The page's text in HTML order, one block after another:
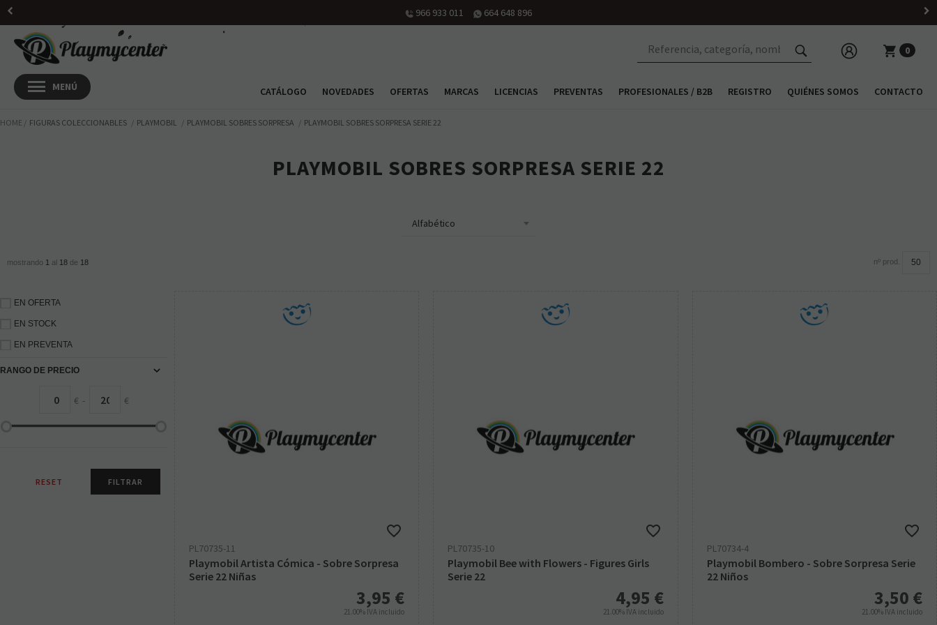
0
CATÁLOGO NOVEDADES OFERTAS MARCAS LICENCIAS PREVENTAS PROFESIONALES / B2B REGISTRO QUIÉNES SOMOS CONTACTO
HOME FIGURAS COLECCIONABLES PLAYMOBIL PLAYMOBIL SOBRES SORPRESA PLAYMOBIL SOBRES SORPRESA SERIE 22
PLAYMOBIL SOBRES SORPRESA SERIE 22
mostrando 1 al 18 de 18 nº prod.
EN OFERTA
EN STOCK
EN PREVENTA
RANGO DE PRECIO
€ - €
PL70735-11
Playmobil Artista Cómica - Sobre Sorpresa
Serie 22 Niñas
3,95 €
21.00% IVA incluido
PL70735-10
Playmobil Bee with Flowers - Figures Girls
Serie 22
4,95 €
21.00% IVA incluido
PL70734-4
Playmobil Bombero - Sobre Sorpresa Serie
22 Niños
3,50 €
21.00% IVA incluido